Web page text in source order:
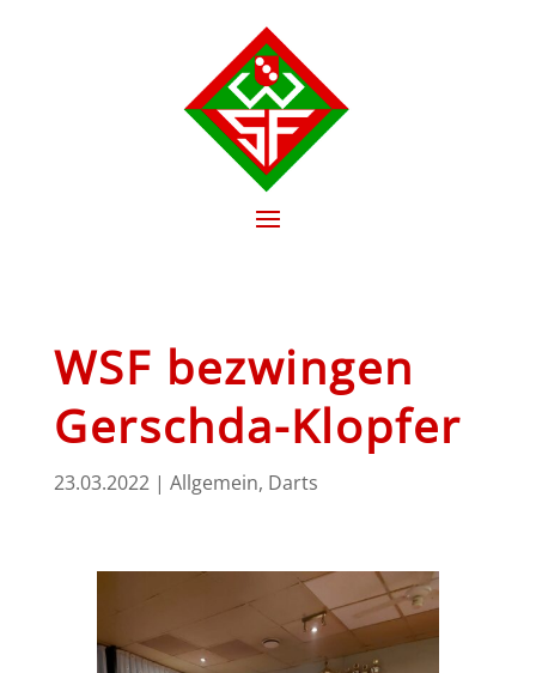
WSF bezwingen
Gerschda-Klopfer
23.03.2022| Allgemein, Darts